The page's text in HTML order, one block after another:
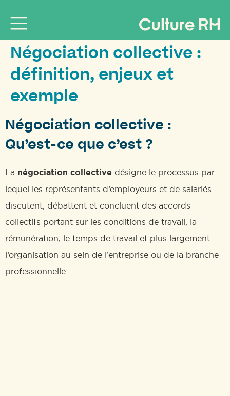
Négociation collective :
définition, enjeux et
exemple
Négociation collective :
Qu’est-ce que c’est ?
La négociation collective désigne le processus par
lequel les représentants d’employeurs et de salariés
discutent, débattent et concluent des accords
collectifs portant sur les conditions de travail, la
rémunération, le temps de travail et plus largement
l’organisation au sein de l’entreprise ou de la branche
professionnelle.